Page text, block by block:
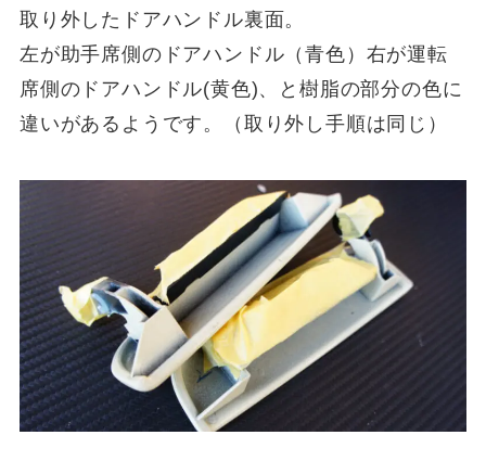
取り外したドアハンドル裏面。
左が助手席側のドアハンドル（青色）右が運転
席側のドアハンドル(黄色)、と樹脂の部分の色に
違いがあるようです。（取り外し手順は同じ）